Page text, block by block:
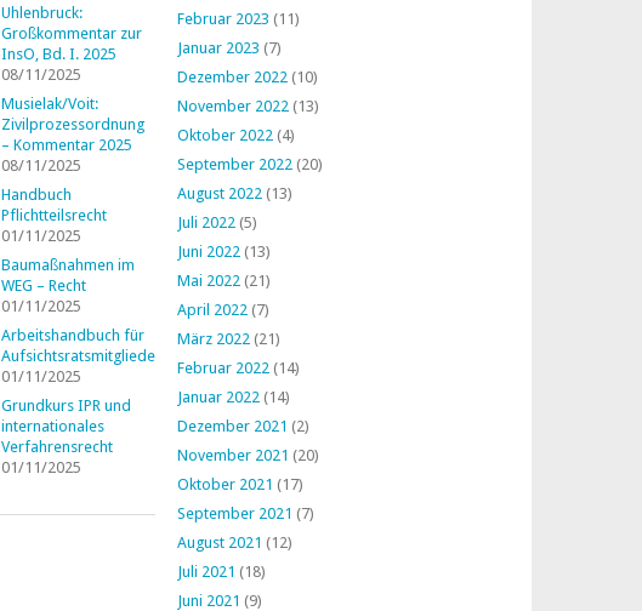
Uhlenbruck:
Großkommentar zur
InsO, Bd. I. 2025
08/11/2025
Musielak/Voit:
Zivilprozessordnung
– Kommentar 2025
08/11/2025
Handbuch
Pflichtteilsrecht
01/11/2025
Baumaßnahmen im
WEG – Recht
01/11/2025
Arbeitshandbuch für
Aufsichtsratsmitglieder
01/11/2025
Grundkurs IPR und
internationales
Verfahrensrecht
01/11/2025
Februar 2023 (11)
Januar 2023 (7)
Dezember 2022 (10)
November 2022 (13)
Oktober 2022 (4)
September 2022 (20)
August 2022 (13)
Juli 2022 (5)
Juni 2022 (13)
Mai 2022 (21)
April 2022 (7)
März 2022 (21)
Februar 2022 (14)
Januar 2022 (14)
Dezember 2021 (2)
November 2021 (20)
Oktober 2021 (17)
September 2021 (7)
August 2021 (12)
Juli 2021 (18)
Juni 2021 (9)